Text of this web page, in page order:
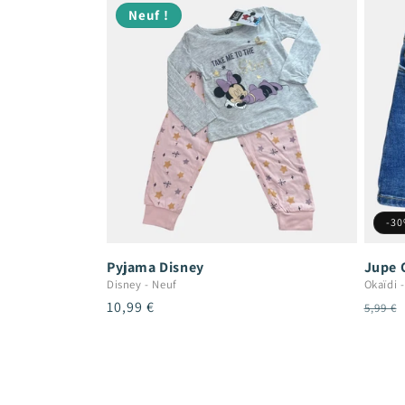
Neuf !
Pyjama Disney
Disney - Neuf
Prix
10,99 €
-
Jupe
Okaïdi -
Prix
5,99 €